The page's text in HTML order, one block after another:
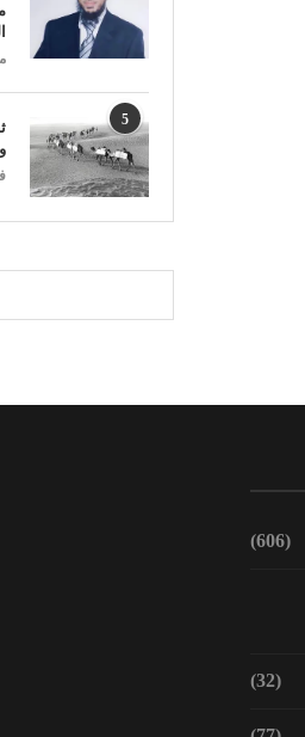
5
(606)
(32)